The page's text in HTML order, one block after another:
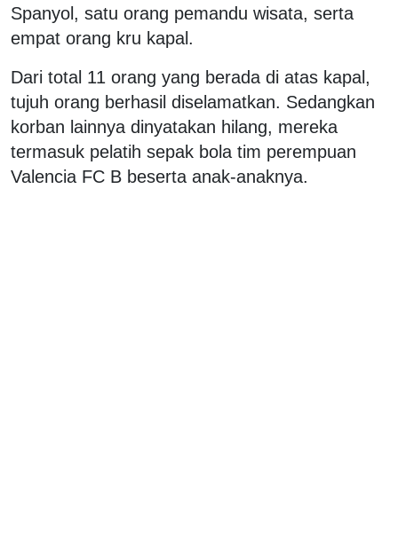
Spanyol, satu orang pemandu wisata, serta
empat orang kru kapal.
Dari total 11 orang yang berada di atas kapal,
tujuh orang berhasil diselamatkan. Sedangkan
korban lainnya dinyatakan hilang, mereka
termasuk pelatih sepak bola tim perempuan
Valencia FC B beserta anak-anaknya.